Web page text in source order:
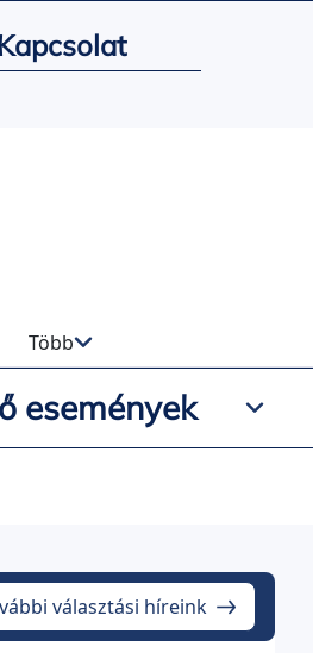
Kapcsolat
Több
események
választási híreink